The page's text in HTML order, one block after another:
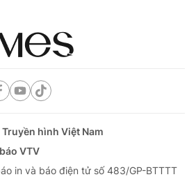
hình Việt Nam
VTV
in và báo điện tử số 483/GP-BTTTT